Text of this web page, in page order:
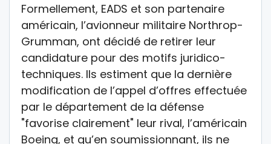
Formellement, EADS et son partenaire
américain, l’avionneur militaire Northrop-
Grumman, ont décidé de retirer leur
candidature pour des motifs juridico-
techniques. Ils estiment que la dernière
modification de l’appel d’offres effectuée
par le département de la défense
"favorise clairement" leur rival, l’américain
Boeing, et qu’en soumissionnant, ils ne